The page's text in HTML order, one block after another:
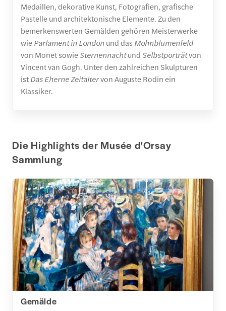
Medaillen, dekorative Kunst, Fotografien, grafische
Pastelle und architektonische Elemente. Zu den
bemerkenswerten Gemälden gehören Meisterwerke
wieParlament in London und das Mohnblumenfeld
von Monet sowieSternennachtund Selbstporträtvon
Vincent van Gogh. Unter den zahlreichen Skulpturen
istDas Eherne Zeitaltervon Auguste Rodin ein
Klassiker.
Die Highlights der Musée d'Orsay
Sammlung
Gemälde